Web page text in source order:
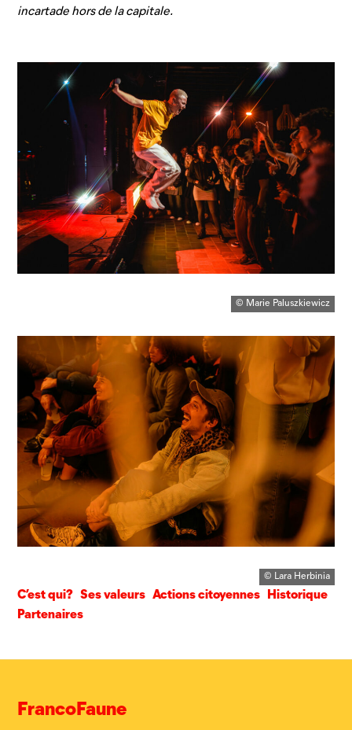
incartade hors de la capitale.
© Marie Paluszkiewicz
© Lara Herbinia
C’est qui? Ses valeurs Actions citoyennes Historique
Partenaires
FrancoFaune